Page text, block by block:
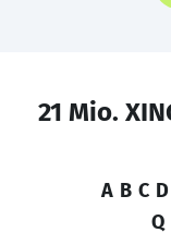
21 Mio.
A B C D
Q